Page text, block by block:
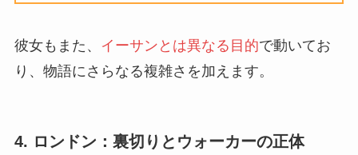
彼女もまた、 イーサンとは異なる目的で動いてお
り、物語にさらなる複雑さを加えます。
4. ロンドン：裏切りとウォーカーの正体